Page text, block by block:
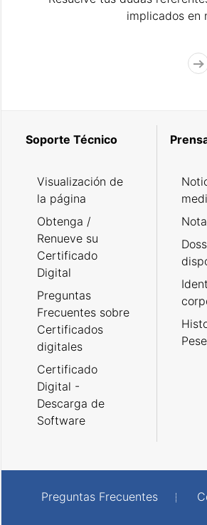
implicados en
Soporte Técnico
Visualización de
la página
Obtenga /
Renueve su
Certificado
Digital
Preguntas
Frecuentes sobre
Certificados
digitales
Certificado
Digital -
Descarga de
Software
Preguntas Frecuentes